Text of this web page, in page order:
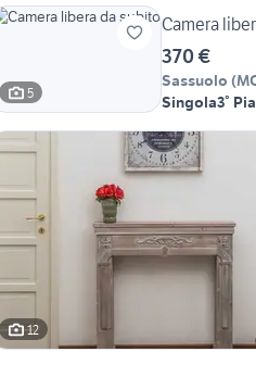
5
Camera
370 €
Sassuolo (
Singola3°
12